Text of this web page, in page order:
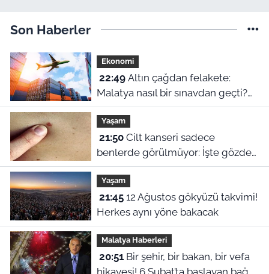
Son Haberler
Ekonomi
22:49Altın çağdan felakete:
Malatya nasıl bir sınavdan geçti?
Elazığ gerçekten bizi geçti mi?
Yaşam
21:50Cilt kanseri sadece
benlerde görülmüyor: İşte gözden
kaçan erken uyarı belirtileri
Yaşam
21:4512 Ağustos gökyüzü takvimi!
Herkes aynı yöne bakacak
Malatya Haberleri
20:51Bir şehir, bir bakan, bir vefa